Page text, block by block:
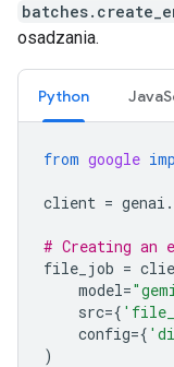
osadzania.
Python
from google
client = genai .
# Creating an
file_job =
model=
src={
config={
)